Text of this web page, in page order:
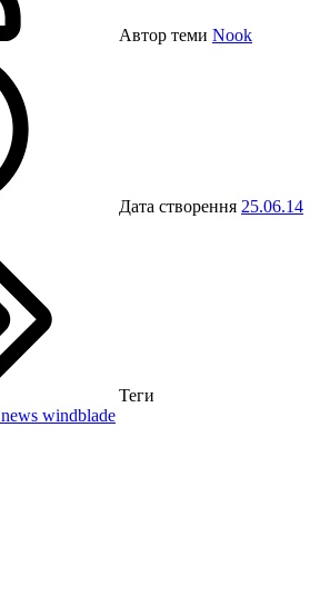
Автор теми Nook
Дата створення 25.06.14
Теги
news windblade